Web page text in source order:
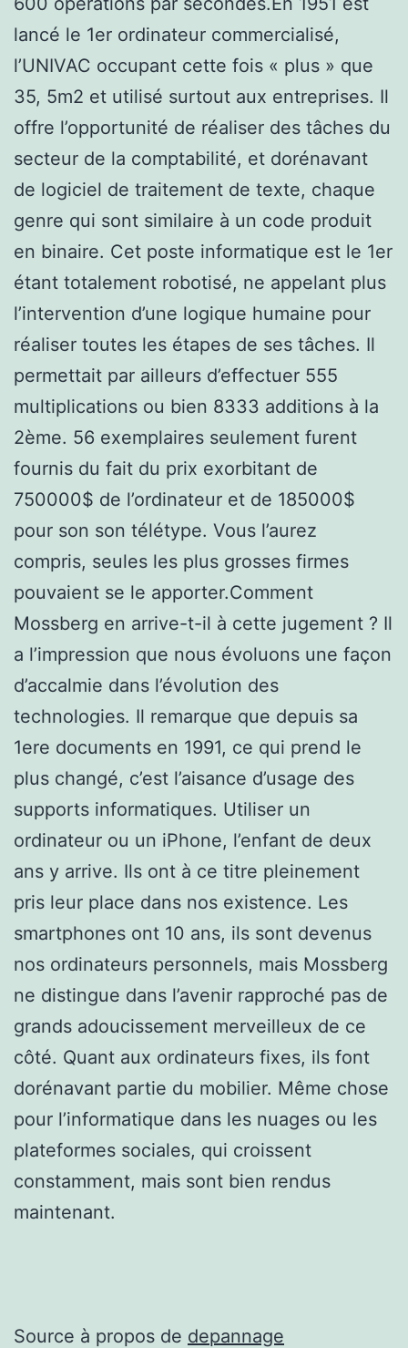
lancé le 1er ordinateur commercialisé,
l’UNIVAC occupant cette fois « plus » que
35, 5m2 et utilisé surtout aux entreprises. Il
offre l’opportunité de réaliser des tâches du
secteur de la comptabilité, et dorénavant
de logiciel de traitement de texte, chaque
genre qui sont similaire à un code produit
en binaire. Cet poste informatique est le 1er
étant totalement robotisé, ne appelant plus
l’intervention d’une logique humaine pour
réaliser toutes les étapes de ses tâches. Il
permettait par ailleurs d’effectuer 555
multiplications ou bien 8333 additions à la
2ème. 56 exemplaires seulement furent
fournis du fait du prix exorbitant de
750000$ de l’ordinateur et de 185000$
pour son son télétype. Vous l’aurez
compris, seules les plus grosses firmes
pouvaient se le apporter.Comment
Mossberg en arrive-t-il à cette jugement ? Il
a l’impression que nous évoluons une façon
d’accalmie dans l’évolution des
technologies. Il remarque que depuis sa
1ere documents en 1991, ce qui prend le
plus changé, c’est l’aisance d’usage des
supports informatiques. Utiliser un
ordinateur ou un iPhone, l’enfant de deux
ans y arrive. Ils ont à ce titre pleinement
pris leur place dans nos existence. Les
smartphones ont 10 ans, ils sont devenus
nos ordinateurs personnels, mais Mossberg
ne distingue dans l’avenir rapproché pas de
grands adoucissement merveilleux de ce
côté. Quant aux ordinateurs fixes, ils font
dorénavant partie du mobilier. Même chose
pour l’informatique dans les nuages ou les
plateformes sociales, qui croissent
constamment, mais sont bien rendus
maintenant.
Source à propos de depannage